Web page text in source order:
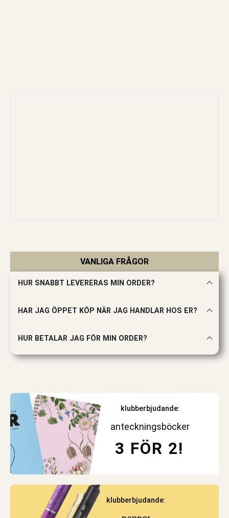
VANLIGA FRÅGOR
HUR SNABBT LEVERERAS MIN ORDER?
HAR JAG ÖPPET KÖP NÄR JAG HANDLAR HOS ER?
HUR BETALAR JAG FÖR MIN ORDER?
klubberbjudande:
anteckningsböcker
3 FÖR 2!
klubberbjudande: